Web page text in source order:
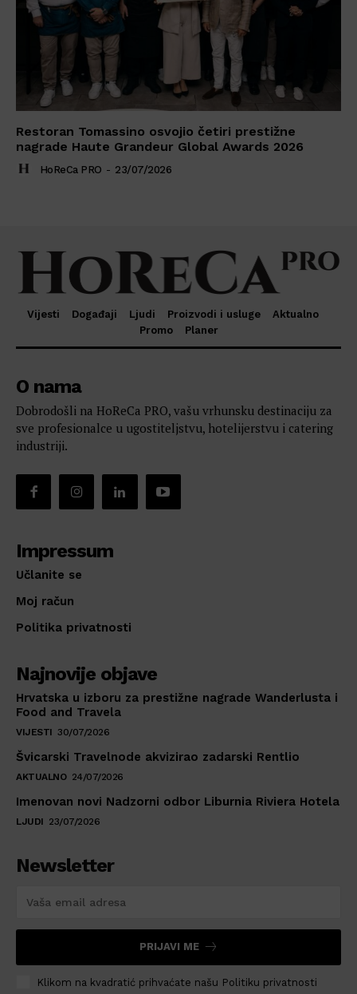
Restoran Tomassino osvojio četiri prestižne
nagrade Haute Grandeur Global Awards 2026
HoReCa PRO - 23/07/2026
Vijesti Događaji Ljudi Proizvodi i usluge
Aktualno
Promo
Planer
O nama
Dobrodošli na HoReCa PRO, vašu vrhunsku destinaciju za
sve profesionalce u ugostiteljstvu, hotelijerstvu i catering
industriji.
Impressum
Učlanite se
Moj račun
Politika privatnosti
Najnovije objave
Hrvatska u izboru za prestižne nagrade Wanderlusta i
Food and Travela
VIJESTI 30/07/2026
Švicarski Travelnode akvizirao zadarski Rentlio
AKTUALNO 24/07/2026
Imenovan novi Nadzorni odbor Liburnia Riviera Hotela
LJUDI 23/07/2026
Newsletter
PRIJAVI ME
Klikom na kvadratić prihvaćate našu Politiku privatnosti